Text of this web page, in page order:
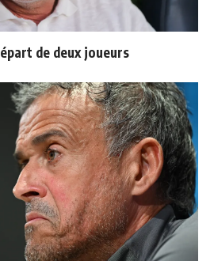
de deux joueurs